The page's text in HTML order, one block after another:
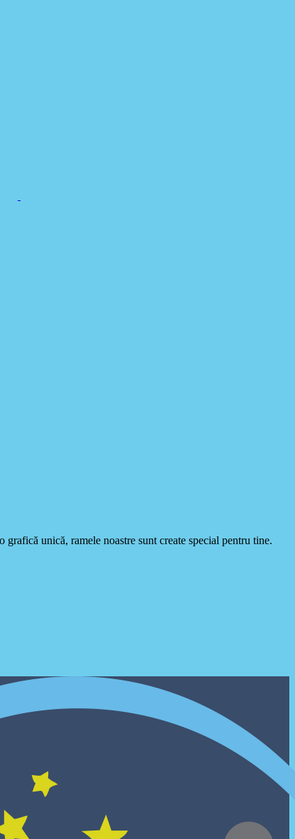
unică, ramele noastre sunt create special pentru tine.